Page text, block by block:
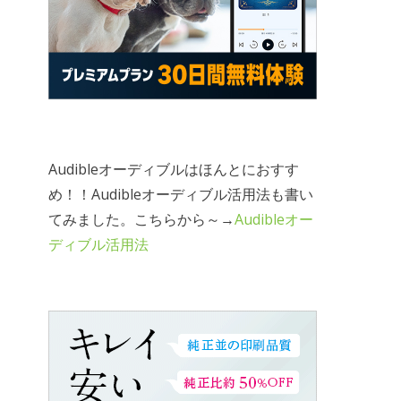
Audibleオーディブルはほんとにおすす
め！！Audibleオーディブル活用法も書い
てみました。こちらから～→Audibleオー
ディブル活用法